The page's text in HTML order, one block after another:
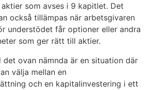
som avses i 9 kapitlet. Det
också tillämpas när arbetsgivaren
understödet får optioner eller andra
som ger rätt till aktier.
ovan nämnda är en situation där
välja mellan en
och en kapitalinvestering i ett